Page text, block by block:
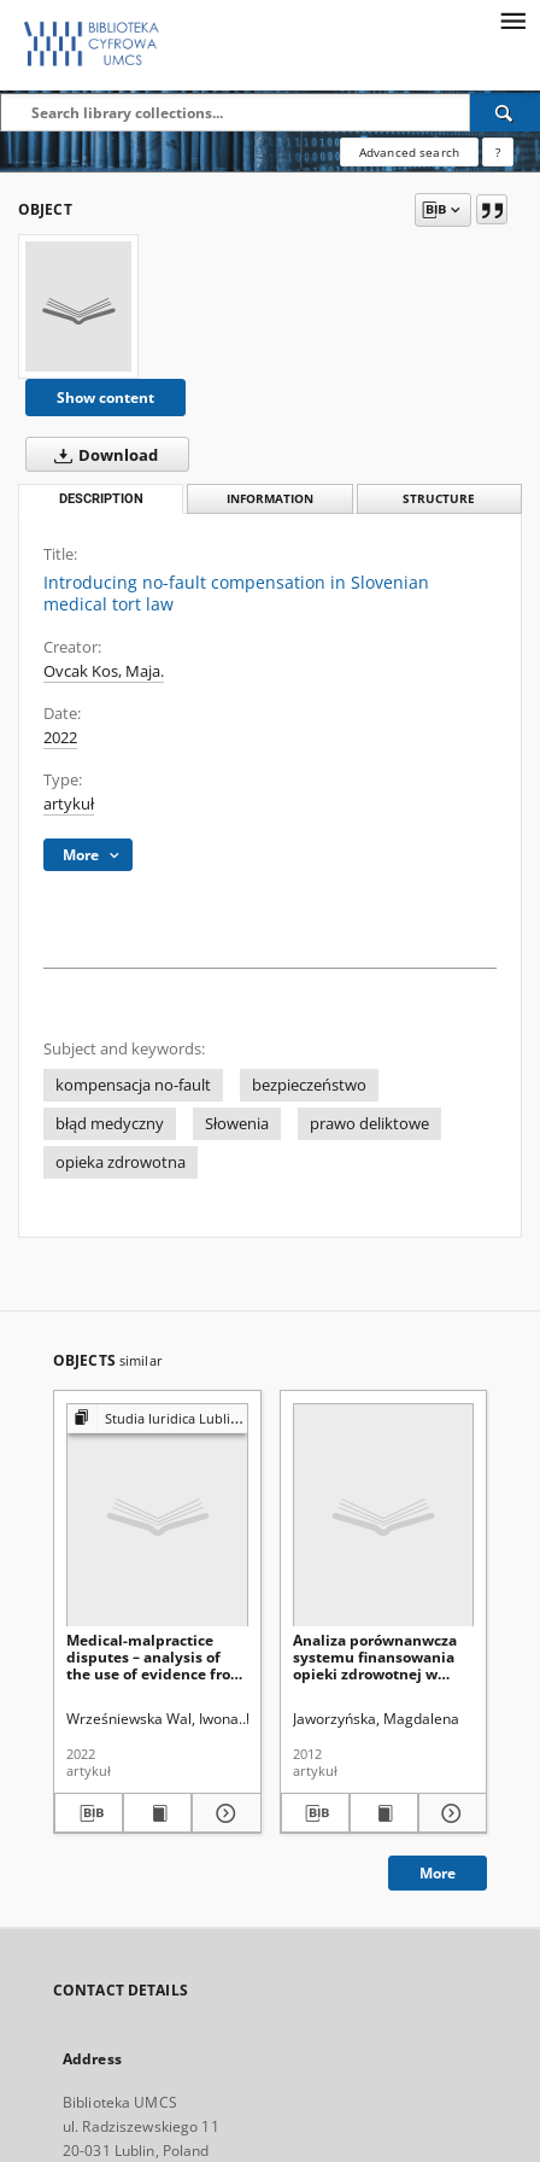
Advanced search ?
OBJECT
Show content
Download
DESCRIPTION INFORMATION STRUCTURE
Title:
Introducing no-fault compensation in Slovenian
medical tort law
Creator:
Ovcak Kos, Maja.
Date:
2022
Type:
artykuł
More
Subject and keywords:
kompensacja no-fault
bezpieczeństwo
błąd medyczny
Słowenia
prawo deliktowe
opieka zdrowotna
OBJECTS similar
Studia Iuridica Lublinensia
Medical-malpractice
disputes – analysis of
the use of evidence from
for damages
Wrześniewska Wal, Iwona Uniwersytet Marii Curie-Skłodowskiej
2022
artykuł
Analiza porównanwcza
systemu finansowania
opieki zdrowotnej w
Jaworzyńska, Magdalena
2012
artykuł
More
CONTACT DETAILS
Address
Biblioteka UMCS
ul. Radziszewskiego 11
20-031 Lublin, Poland